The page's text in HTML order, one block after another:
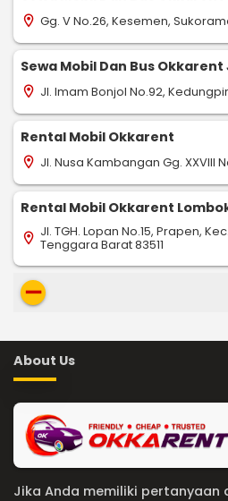
location_on Gg. V No.26, Kesemen,
Sewa Mobil Dan Bus
location_on Jl. Imam Bonjol No.92,
Rental Mobil Okkarent
location_on Jl. Nusa Kambangan Gg. XXVIII
Rental Mobil Okkarent
location_on Jl. TGH. Lopan No.15, Prapen,
Tenggara Barat 83511
remove
About Us
Jika Anda memiliki pertanyaan